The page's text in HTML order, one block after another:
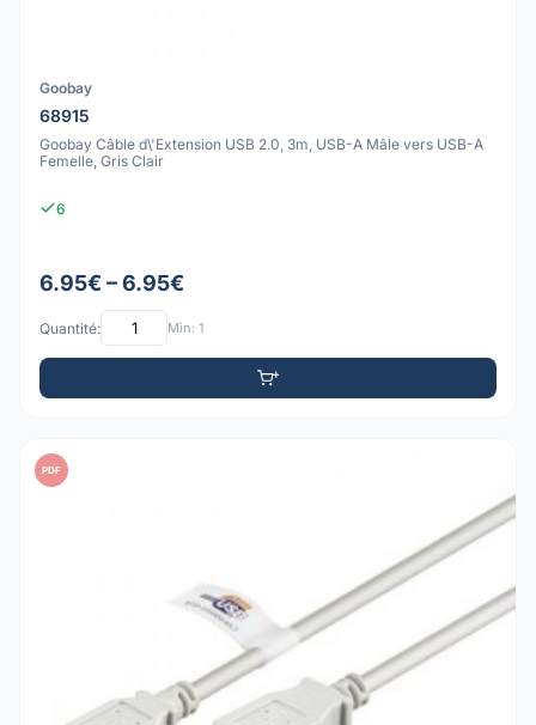
Goobay
68915
Goobay Câble d\'Extension USB 2.0, 3m, USB-A Mâle vers USB-A
Femelle, Gris Clair
6
6.95€ – 6.95€
Quantité: Min: 1
PDF